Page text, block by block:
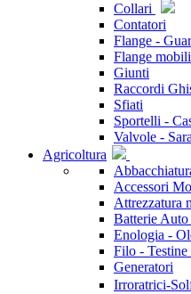
Collari
Contatori
Flange -
Flange mobili
Giunti
Raccordi
Sfiati
Sportelli -
Valvole -
Agricoltura
Accessori
Attrezzatura
Batterie Auto
Enologia -
Filo - Testine
Generatori
Irroratrici-